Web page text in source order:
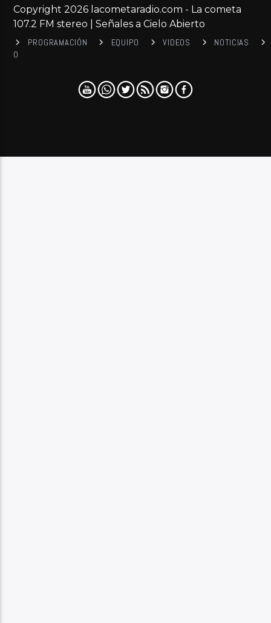
Copyright 2026 lacometaradio.com - La cometa
107.2 FM stereo | Señales a Cielo Abierto
PROGRAMACIÓN EQUIPO VIDEOS
NOTICIAS
0